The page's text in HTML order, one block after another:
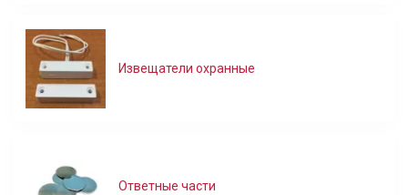
Извещатели охранные
Ответные части